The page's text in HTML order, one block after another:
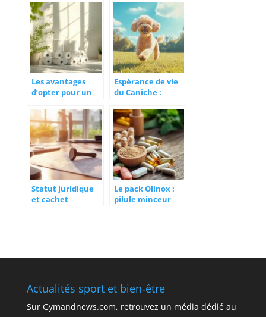
test :
Transformation
et Experience
Detaillee
accouchement et
ses impacts sur le
bien-être
Les avantages
d’opter pour un
doux
Espérance de vie
du Caniche :
Recommandés
pour Prolonger sa
Longévité
Statut juridique
et cachet
Le pack Olinox :
pilule minceur
Actualités sport et bien‑être
Sur Gymandnews.com, retrouvez un média dédié au